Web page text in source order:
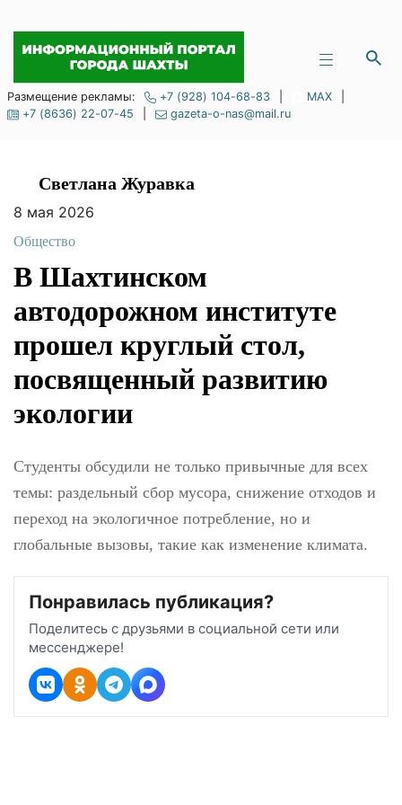
Размещение рекламы: +7 (928) 104-68-83 MAX
+7 (8636) 22-07-45
gazeta-o-nas@mail.ru
Светлана Журавка
8 мая 2026
Общество
В Шахтинском
автодорожном
институте прошел
круглый стол,
посвященный
Студенты обсудили не только привычные
для всех темы: раздельный сбор мусора,
снижение отходов и переход на
экологичное потребление, но и глобальные
вызовы, такие как изменение климата.
Понравилась публикация?
Поделитесь с друзьями в социальной сети или
мессенджере!